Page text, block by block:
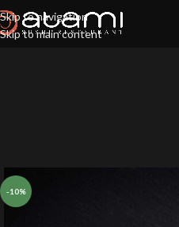
Skip to navigation
Skip to main content
-10%